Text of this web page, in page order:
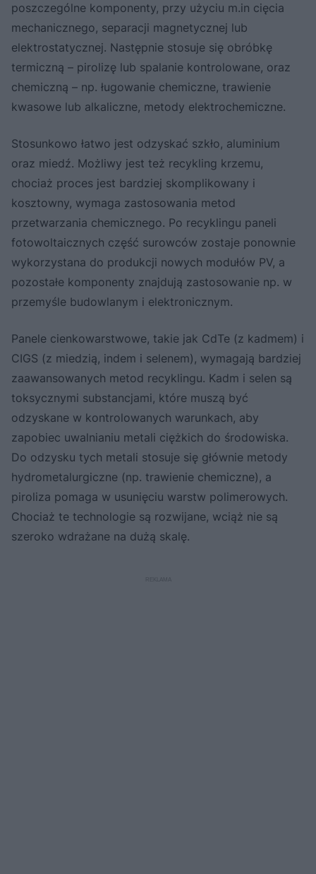
poszczególne komponenty, przy użyciu m.in cięcia
mechanicznego, separacji magnetycznej lub
elektrostatycznej. Następnie stosuje się obróbkę
termiczną – pirolizę lub spalanie kontrolowane, oraz
chemiczną – np. ługowanie chemiczne, trawienie
kwasowe lub alkaliczne, metody elektrochemiczne.
Stosunkowo łatwo jest odzyskać szkło, aluminium
oraz miedź. Możliwy jest też recykling krzemu,
chociaż proces jest bardziej skomplikowany i
kosztowny, wymaga zastosowania metod
przetwarzania chemicznego. Po recyklingu paneli
fotowoltaicznych część surowców zostaje ponownie
wykorzystana do produkcji nowych modułów PV, a
pozostałe komponenty znajdują zastosowanie np. w
przemyśle budowlanym i elektronicznym.
Panele cienkowarstwowe, takie jak CdTe (z kadmem) i
CIGS (z miedzią, indem i selenem), wymagają bardziej
zaawansowanych metod recyklingu. Kadm i selen są
toksycznymi substancjami, które muszą być
odzyskane w kontrolowanych warunkach, aby
zapobiec uwalnianiu metali ciężkich do środowiska.
Do odzysku tych metali stosuje się głównie metody
hydrometalurgiczne (np. trawienie chemiczne), a
piroliza pomaga w usunięciu warstw polimerowych.
Chociaż te technologie są rozwijane, wciąż nie są
szeroko wdrażane na dużą skalę.